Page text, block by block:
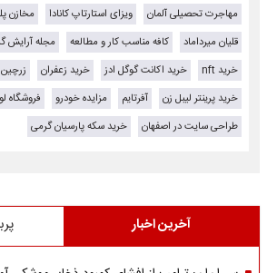
مهاجرت تحصیلی آلمان
ویزای استارتاپ کانادا مخازن
قلیان میرداماد
کافه مناسب کار و مطالعه مجله آرایش
خرید nft
خرید اکانت گوگل ادز خرید زعفران زرچین
خرید پرینتر لیبل زن
آفرتایم مزایده خودرو
فروشگاه
طراحی سایت در اصفهان
خرید سکه پارسیان گرمی
آخرین اخبار